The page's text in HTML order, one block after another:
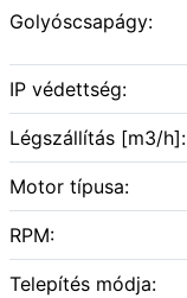
Golyóscsapágy:
IP védettség:
Légszállítás [m3/h]:
Motor típusa:
RPM:
Telepítés módja: